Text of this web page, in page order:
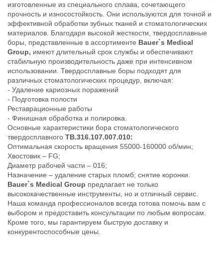
изготовленные из специального сплава, сочетающего
прочность и износостойкость. Они используются для точной и
эффективной обработки зубных тканей и стоматологических
материалов. Благодаря высокой жесткости, твердосплавные
боры, представленные в ассортименте Bauer`s Medical
Group, имеют длительный срок службы и обеспечивают
стабильную производительность даже при интенсивном
использовании. Твердосплавные боры подходят для
различных стоматологических процедур, включая:
- Удаление кариозных поражений
- Подготовка полости
Реставрационные работы
- Финишная обработка и полировка.
Основные характеристики бора стоматологического
твердосплавного TB.316.107.007.010:
Оптимальная скорость вращения 55000-160000 об/мин;
Хвостовик – FG;
Диаметр рабочей части – 016;
Назначение – удаление старых пломб; снятие коронки.
Bauer`s Medical Group предлагает не только
высококачественные инструменты, но и отличный сервис.
Наша команда профессионалов всегда готова помочь вам с
выбором и предоставить консультации по любым вопросам.
Кроме того, мы гарантируем быструю доставку и
конкурентоспособные цены.